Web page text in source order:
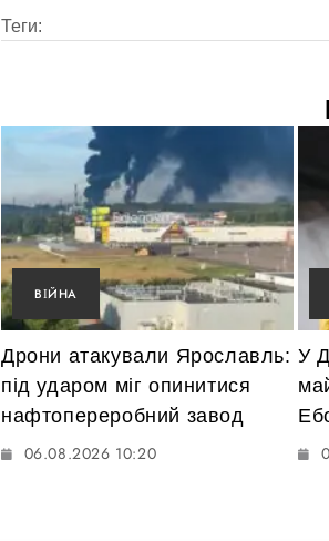
Теги:
ВІЙНА
Дрони атакували Ярославль:
під ударом міг опинитися
нафтопереробний завод
06.08.2026 10:20
У